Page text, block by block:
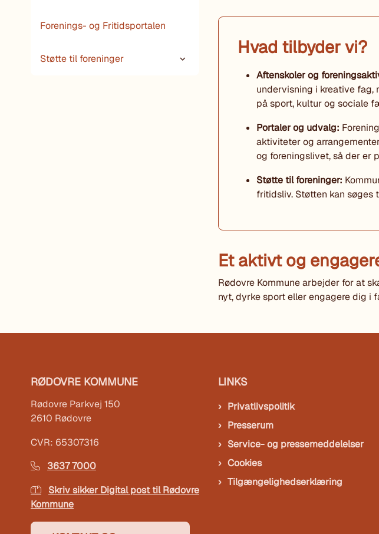
Forenings- og Fritidsportalen
Støtte til foreninger
Hvad tilbyder vi?
Aftenskoler og
undervisning i kreative fag,
på sport, kultur og sociale
Portaler og udvalg:
aktiviteter og
og foreningslivet, så der er
Støtte til foreninger:
fritidsliv. Støtten kan
Et aktivt og
Rødovre Kommune arbejder for at
nyt, dyrke sport eller engagere dig i
RØDOVRE KOMMUNE
Rødovre Parkvej 150
2610 Rødovre
CVR: 65307316
3637 7000
Skriv sikker Digital post til Rødovre
Kommune
LINKS
Privatlivspolitik
Presserum
Service- og pressemeddelelser
Cookies
Tilgængelighedserklæring